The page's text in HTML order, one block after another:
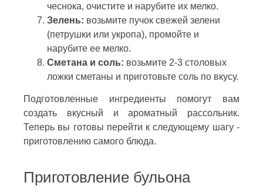
чеснока, очистите и нарубите их мелко.
Зелень: возьмите пучок свежей зелени
(петрушки или укропа), промойте и
нарубите ее мелко.
Сметана и соль: возьмите 2-3 столовых
ложки сметаны и приготовьте соль по вкусу.
Подготовленные ингредиенты помогут вам
создать вкусный и ароматный рассольник.
Теперь вы готовы перейти к следующему шагу -
приготовлению самого блюда.
Приготовление бульона